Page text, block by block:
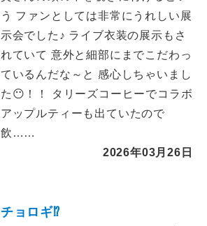
う ファンとしては非常にうれしい展
示会でした♪ ライブ衣装の展示もさ
れていて 意外と細部にまでこだわっ
ているんだな～と 感心しちゃいまし
た😶！！ タリーズコーヒーでコラボ
アップルティーも出ていたので
飲……
2026年03月26日
チョロギ⁉️